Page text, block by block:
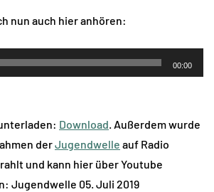
nun auch hier anhören:
00:00
Download. Außerdem wurde
derJugendwelle auf Radio
und kann hier über Youtube
Jugendwelle 05. Juli 2019